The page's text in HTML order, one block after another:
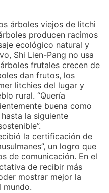
árboles viejos de litchi
producen racimos
ecológico natural y
Shi Lien-Pang no usa
frutales crecen de
dan frutos, los
litchies del lugar y
rural. “Quería
buena como
la siguiente
la certificación de
un logro que
de comunicación. En el
de recibir más
mostrar mejor la
mundo.